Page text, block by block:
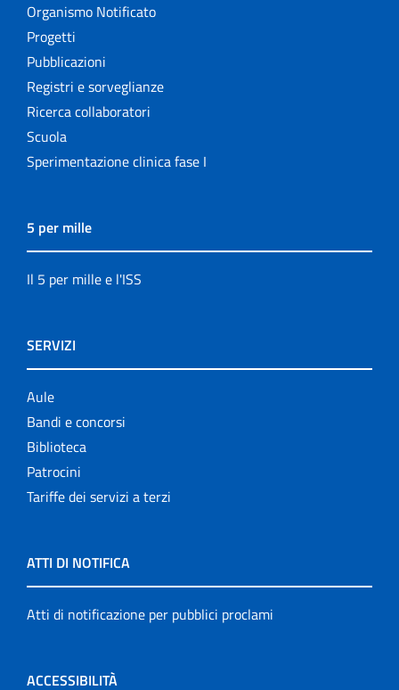
Organismo Notificato
Progetti
Pubblicazioni
Registri e sorveglianze
Ricerca collaboratori
Scuola
Sperimentazione clinica fase I
5 per mille
Il 5 per mille e l'ISS
SERVIZI
Aule
Bandi e concorsi
Biblioteca
Patrocini
Tariffe dei servizi a terzi
ATTI DI NOTIFICA
Atti di notificazione per pubblici proclami
ACCESSIBILITÀ